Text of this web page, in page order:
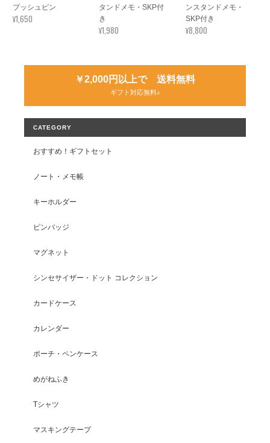
プッシュピン
¥1,650
タンドメモ・SKP付
き
¥1,980
ンスタンドメモ・
SKP付き
¥8,800
￥2,000円以上で 送料無料
ギフト対応無料♪
CATEGORY
おすすめ！ギフトセット
ノート・メモ帳
キーホルダー
ピンバッジ
マグネット
シンセサイザー・ドット コレクション
カードケース
カレンダー
ポーチ・ペンケース
めがねふき
Tシャツ
マスキングテープ